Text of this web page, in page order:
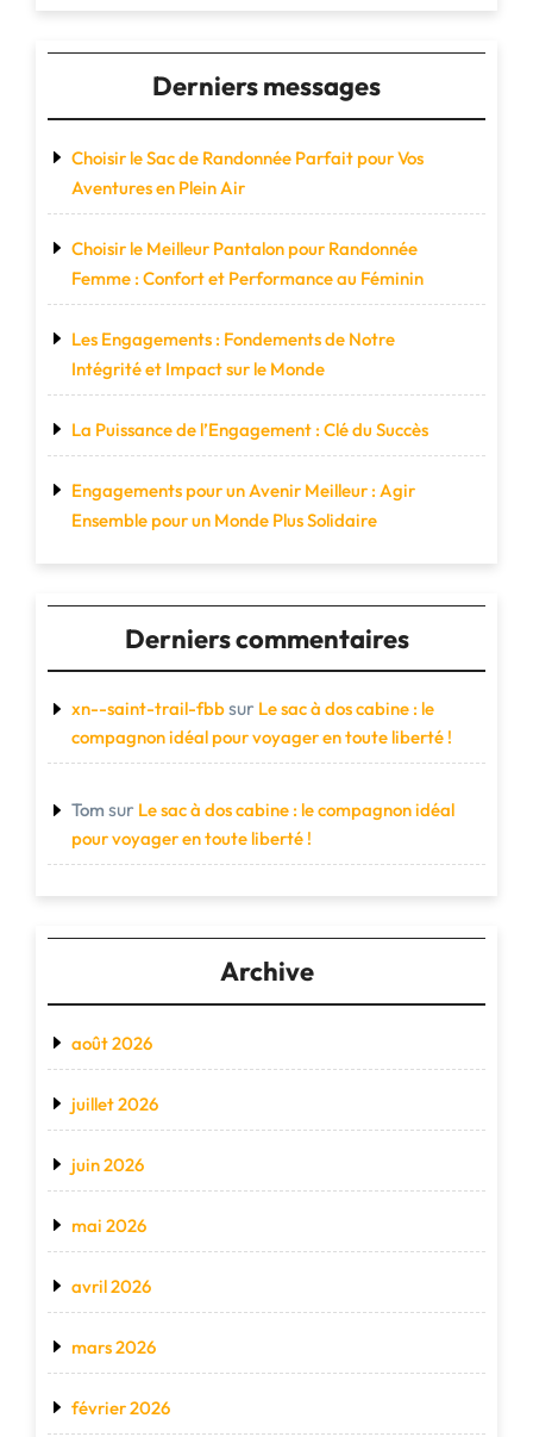
Derniers messages
Choisir le Sac de Randonnée Parfait pour Vos
Aventures en Plein Air
Choisir le Meilleur Pantalon pour Randonnée
Femme : Confort et Performance au Féminin
Les Engagements : Fondements de Notre
Intégrité et Impact sur le Monde
La Puissance de l’Engagement : Clé du Succès
Engagements pour un Avenir Meilleur : Agir
Ensemble pour un Monde Plus Solidaire
Derniers commentaires
xn--saint-trail-fbbsur Le sac à dos cabine : le
compagnon idéal pour voyager en toute liberté !
Tom sur Le sac à dos cabine : le compagnon idéal
pour voyager en toute liberté !
Archive
août 2026
juillet 2026
juin 2026
mai 2026
avril 2026
mars 2026
février 2026